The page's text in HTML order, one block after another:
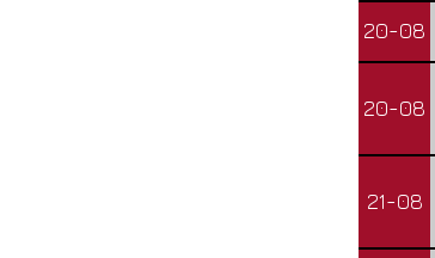
20-08
20-08
21-08